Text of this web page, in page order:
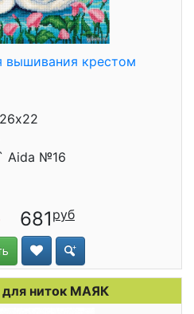
вышивания крестом
Aida №16
681
для ниток МАЯК